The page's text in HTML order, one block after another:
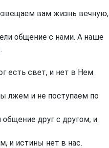
вам жизнь вечную,
общение с нами. А наше
есть свет, и нет в Нем
лжем и не поступаем по
друг с другом, и
и истины нет в нас.